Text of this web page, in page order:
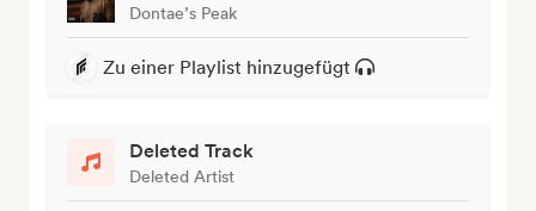
Dontae’s Peak
Zu einer Playlist hinzugefügt
Deleted Track
Deleted Artist